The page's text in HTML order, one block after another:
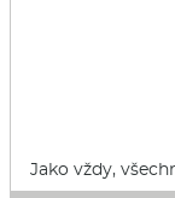
Jako vždy,